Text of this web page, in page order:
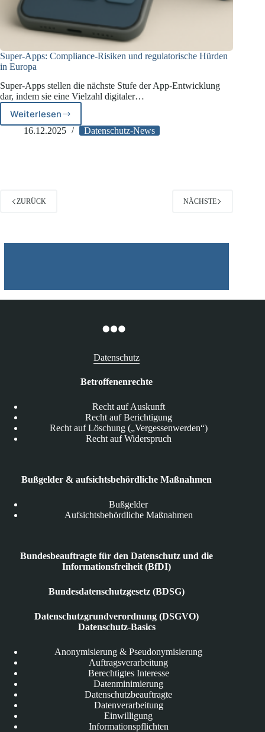
Super-Apps: Compliance-Risiken und regulatorische Hürden
in Europa
Super-Apps stellen die nächste Stufe der App-Entwicklung
dar, indem sie eine Vielzahl digitaler…
Weiterlesen
Super-
Apps:
in
16.12.2025 Datenschutz-News
ZURÜCK NÄCHSTE
Datenschutz
Betroffenenrechte
Recht auf Auskunft
Recht auf Berichtigung
Recht auf Löschung („Vergessenwerden“)
Recht auf Widerspruch
Bußgelder & aufsichtsbehördliche Maßnahmen
Bußgelder
Aufsichtsbehördliche Maßnahmen
Bundesbeauftragte für den Datenschutz und die
Informationsfreiheit (BfDI)
Bundesdatenschutzgesetz (BDSG)
Datenschutzgrundverordnung (DSGVO)
Datenschutz-Basics
Anonymisierung & Pseudonymisierung
Auftragsverarbeitung
Berechtigtes Interesse
Datenminimierung
Datenschutzbeauftragte
Datenverarbeitung
Einwilligung
Informationspflichten